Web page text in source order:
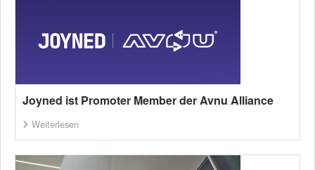
Joyned ist Promoter Member der Avnu Alliance
Weiterlesen